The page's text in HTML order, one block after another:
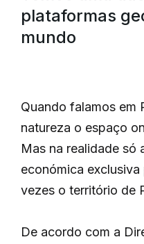
plataformas
mundo
Quando falamos em
natureza o espaço
Mas na realidade só
económica exclusiva
vezes o território de
De acordo com a